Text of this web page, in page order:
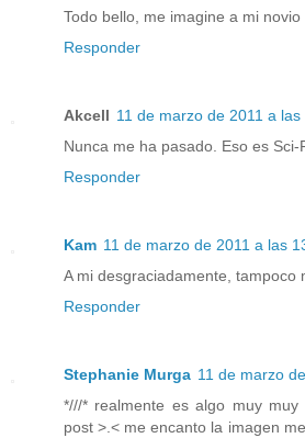
Todo bello, me imagine a mi novio
Responder
Akcell 11 de marzo de 2011 a las
Nunca me ha pasado. Eso es Sci-
Responder
Kam 11 de marzo de 2011 a las
A mi desgraciadamente, tampoco
Responder
Stephanie Murga 11 de marzo
*///* realmente es algo muy
post >.< me encanto la imagen